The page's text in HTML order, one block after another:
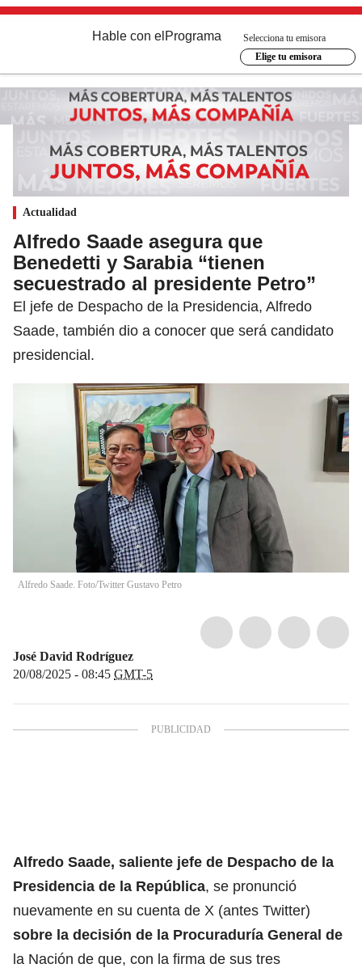
Hable con el Programa
Selecciona tu emisora
Elige tu emisora
Actualidad
Alfredo Saade asegura que
Benedetti y Sarabia “tienen
secuestrado al presidente Petro”
El jefe de Despacho de la Presidencia, Alfredo
Saade, también dio a conocer que será candidato
presidencial.
Alfredo Saade. Foto/Twitter Gustavo Petro
José David Rodríguez
20/08/2025 - 08:45 GMT-5
Alfredo Saade, saliente jefe de Despacho de la
Presidencia de la República, se pronunció
nuevamente en su cuenta de X (antes Twitter)
sobre la decisión de la Procuraduría General de
la Nación de que, con la firma de sus tres